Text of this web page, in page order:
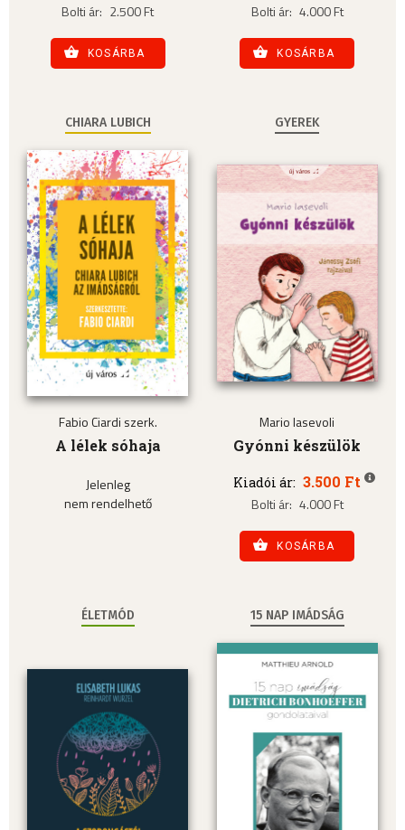
Bolti ár: 2.500 Ft
KOSÁRBA
Bolti ár: 4.000 Ft
KOSÁRBA
CHIARA LUBICH
Fabio Ciardi szerk.
A lélek sóhaja
Jelenleg
nem rendelhető
GYEREK
Mario Iasevoli
Gyónni készülök
Kiadói ár: 3.500 Ft
Bolti ár: 4.000 Ft
KOSÁRBA
ÉLETMÓD 15 NAP IMÁDSÁG